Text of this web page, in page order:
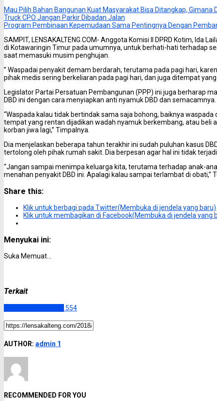
Mau Pilih Bahan Bangunan Kuat Masyarakat Bisa Ditangkap, Gimana
Truck CPO Jangan Parkir Dibadan Jalan
Program Pembinaan Kepemudaan Sama Pentingnya Dengan
SAMPIT, LENSAKALTENG.COM- Anggota Komisi II DPRD Kotim, Ida
di Kotawaringin Timur pada umumnya, untuk berhati-hati terhadap
saat memasuki musim penghujan.
” Waspadai penyakit demam berdarah, terutama pada pagi hari,
pihak medis sering berkeliaran pada pagi hari, dan juga ditempat
Legislator Partai Persatuan Pembangunan (PPP) ini juga berharap
DBD ini dengan cara menyiapkan anti nyamuk DBD dan semacamnya.
“Waspada kalau tidak bertindak sama saja bohong, baiknya
tempat yang rentan dijadikan wadah nyamuk berkembang, atau beli
korban jiwa lagi,” Timpalnya.
Dia menjelaskan beberapa tahun terakhir ini sudah puluhan kasus
tertolong oleh pihak rumah sakit. Dia berpesan agar hal ini tidak
“Jangan sampai menimpa keluarga kita, terutama terhadap anak-
menahan penyakit DBD ini. Apalagi kalau sampai terlambat di obati,”
Share this:
Klik untuk berbagi pada Twitter(Membuka di jendela yang baru)
Klik untuk membagikan di Facebook(Membuka di jendela yang
Menyukai ini:
Suka Memuat...
Terkait
554
AUTHOR: admin 1
RECOMMENDED FOR YOU